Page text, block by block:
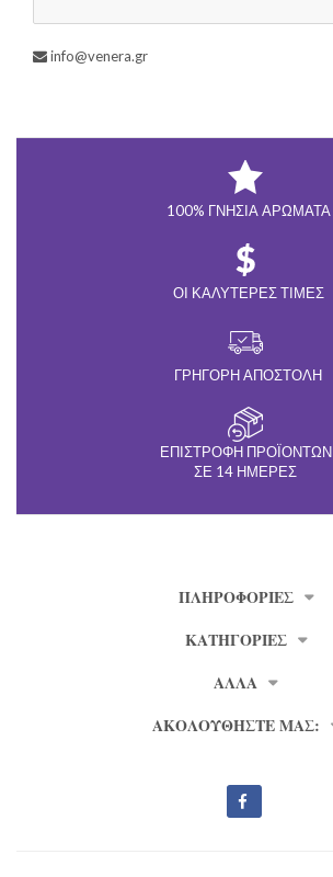
info@venera.gr
100% ΓΝΉΣΙΑ ΑΡΏΜΑΤΑ
ΟΙ ΚΑΛΎΤΕΡΕΣ ΤΙΜΈΣ
ΓΡΉΓΟΡΗ ΑΠΟΣΤΟΛΉ
ΕΠΙΣΤΡΟΦΉ ΠΡΟΪΌΝΤΩΝ
ΣΕ 14 ΗΜΈΡΕΣ
ΠΛΗΡΟΦΟΡΊΕΣ
ΚΑΤΗΓΟΡΙΕΣ
ΑΛΛΑ
ΑΚΟΛΟΥΘΗΣΤΕ ΜΑΣ: